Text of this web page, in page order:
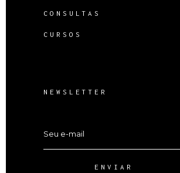
CONSULTAS
CURSOS
NEWSLETTER
ENVIAR